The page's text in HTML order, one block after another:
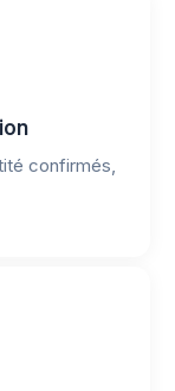
confirmés,